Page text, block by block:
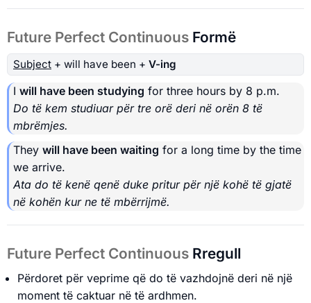
Future Perfect Continuous Formë
Subject + will have been + V-ing
I will have been studying for three hours by 8 p.m.
Do të kem studiuar për tre orë deri në orën 8 të
mbrëmjes.
They will have been waiting for a long time by the time
we arrive.
Ata do të kenë qenë duke pritur për një kohë të gjatë
në kohën kur ne të mbërrijmë.
Future Perfect Continuous Rregull
Përdoret për veprime që do të vazhdojnë deri në një
moment të caktuar në të ardhmen.